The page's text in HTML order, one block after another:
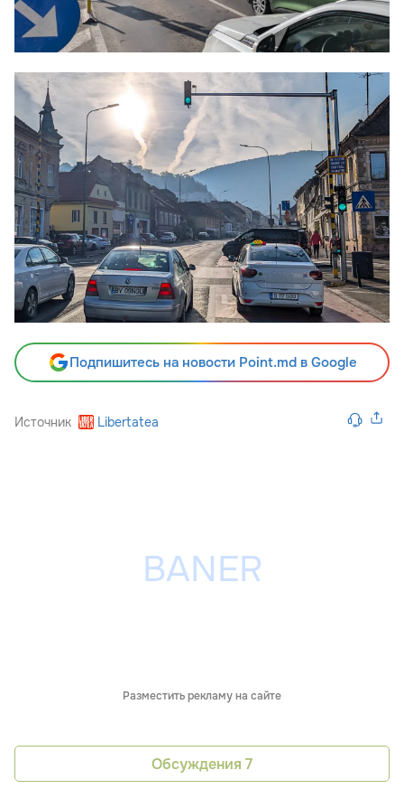
Подпишитесь на новости Point.md в Google
Источник Libertatea
Разместить рекламу на сайте
Обсуждения 7